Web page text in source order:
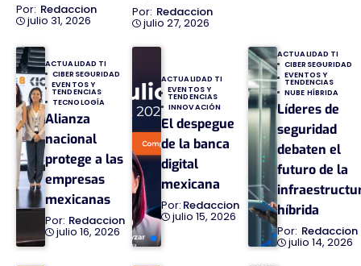
Redaccion
julio 31, 2026
Redaccion
julio 27, 2026
ACTUALIDAD TI
CIBERSEGURIDAD
EVENTOS Y
TENDENCIAS
TECNOLOGÍA
Alianza
nacional
protege a las
empresas
mexicanas
Redaccion
julio 16, 2026
ACTUALIDAD TI
EVENTOS Y
TENDENCIAS
INNOVACIÓN
El despegue
de la banca
digital
mexicana
Redaccion
julio 15, 2026
ACTUALIDAD TI
CIBERSEGURIDAD
EVENTOS Y
TENDENCIAS
NUBE HÍBRIDA
Líderes de
seguridad
debaten el
futuro de la
híbrida
Redaccion
julio 14, 2026